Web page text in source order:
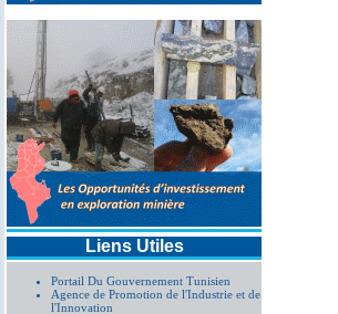
Liens Utiles
Portail Du Gouvernement Tunisien
Agence de Promotion de l'Industrie et de
l'Innovation